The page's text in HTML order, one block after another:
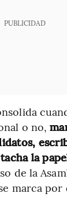
PUBLICIDAD
o no,
la
de la
marca